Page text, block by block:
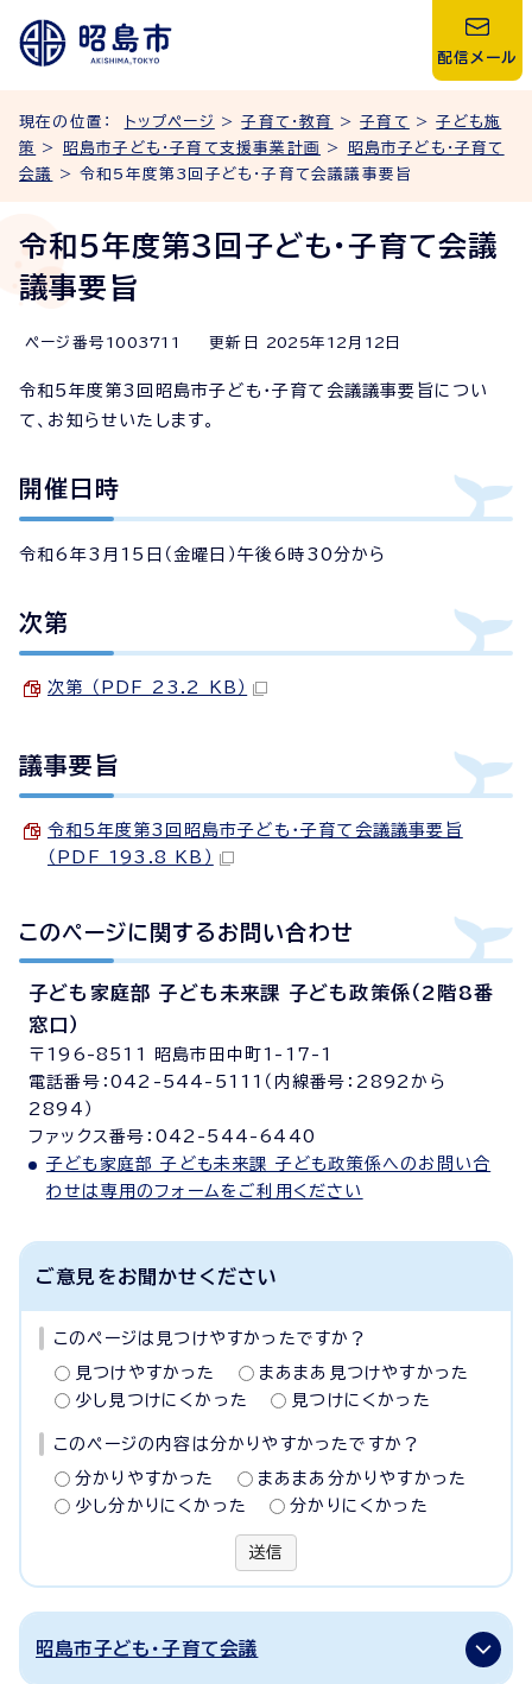
配信メール
現在の位置： トップページ >子育て・教育 >子育て >子ども施
策
> 昭島市子ども・子育て支援事業計画 >
昭島市子ども・子育て
会議
> 令和5年度第3回子ども・子育て会議議事要旨
令和5年度第3回子ども・子育て会議
議事要旨
ページ番号 1003711 更新日 2025年 12 月 12 日
令和5年度第3回昭島市子ども・子育て会議議事要旨につい
て、お知らせいたします。
開催日時
令和6年3月15日（金曜日）午後6時30分から
次第
次第 （PDF 23.2 KB）
議事要旨
令和5年度第3回昭島市子ども・子育て会議議事要旨
（PDF 193.8 KB）
このページに関する お問い合わせ
子ども家庭部 子ども未来課 子ども政策係（2階8番
窓口）
〒196-8511 昭島市田中町1-17-1
電話番号：042-544-5111（内線番号：2892から
2894）
ファックス番号：042-544-6440
子ども家庭部 子ども未来課 子ども政策係へのお問い合
わせは専用のフォームをご利用ください
ご意見をお聞かせください
このページは見つけやすかったですか？
見つけやすかった
まあまあ見つけやすかった
少し見つけにくかった
見つけにくかった
このページの内容は分かりやすかったですか？
分かりやすかった
まあまあ分かりやすかった
少し分かりにくかった
分かりにくかった
送信
昭島市子ども・子育て会議